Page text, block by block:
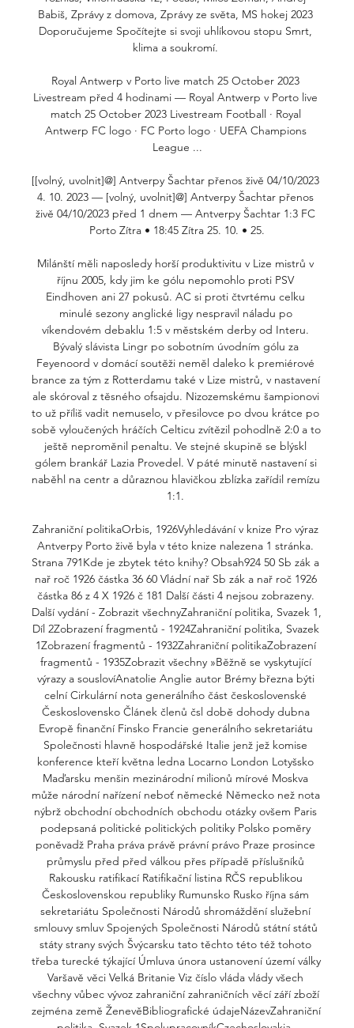
Babiš, Zprávy z domova, Zprávy ze světa, MS hokej 2023
Doporučujeme Spočítejte si svoji uhlíkovou stopu Smrt,
klima a soukromí.
Royal Antwerp v Porto live match 25 October 2023
Livestream před 4 hodinami — Royal Antwerp v Porto live
match 25 October 2023 Livestream Football · Royal
Antwerp FC logo · FC Porto logo · UEFA Champions
League ...
[[volný, uvolnit]@] Antverpy Šachtar přenos živě 04/10/2023
4. 10. 2023 — [volný, uvolnit]@] Antverpy Šachtar přenos
živě 04/10/2023 před 1 dnem — Antverpy Šachtar 1:3 FC
Porto Zítra • 18:45 Zítra 25. 10. • 25.
Milánští měli naposledy horší produktivitu v Lize mistrů v
říjnu 2005, kdy jim ke gólu nepomohlo proti PSV
Eindhoven ani 27 pokusů. AC si proti čtvrtému celku
minulé sezony anglické ligy nespravil náladu po
víkendovém debaklu 1:5 v městském derby od Interu.
Bývalý slávista Lingr po sobotním úvodním gólu za
Feyenoord v domácí soutěži neměl daleko k premiérové
brance za tým z Rotterdamu také v Lize mistrů, v nastavení
ale skóroval z těsného ofsajdu. Nizozemskému šampionovi
to už příliš vadit nemuselo, v přesilovce po dvou krátce po
sobě vyloučených hráčích Celticu zvítězil pohodlně 2:0 a to
ještě neproměnil penaltu. Ve stejné skupině se blýskl
gólem brankář Lazia Provedel. V páté minutě nastavení si
naběhl na centr a důraznou hlavičkou zblízka zařídil remízu
1:1.
Zahraniční politikaOrbis, 1926Vyhledávání v knize Pro výraz
Antverpy Porto živě byla v této knize nalezena 1 stránka.
Strana 791Kde je zbytek této knihy? Obsah924 50 Sb zák a
nař roč 1926 částka 36 60 Vládní nař Sb zák a nař roč 1926
částka 86 z 4 X 1926 č 181 Další části 4 nejsou zobrazeny.
Další vydání - Zobrazit všechnyZahraniční politika, Svazek 1,
Díl 2Zobrazení fragmentů - 1924Zahraniční politika, Svazek
1Zobrazení fragmentů - 1932Zahraniční politikaZobrazení
fragmentů - 1935Zobrazit všechny »Běžně se vyskytující
výrazy a souslovíAnatolie Anglie autor Brémy března býti
celní Cirkulární nota generálního část československé
Československo Článek členů čsl době dohody dubna
Evropě finanční Finsko Francie generálního sekretariátu
Společnosti hlavně hospodářské Italie jenž jež komise
konference kteří května ledna Locarno London Lotyšsko
Maďarsku menšin mezinárodní milionů mírové Moskva
může národní nařízení neboť německé Německo než nota
nýbrž obchodní obchodních obchodu otázky ovšem Paris
podepsaná politické politických politiky Polsko poměry
poněvadž Praha práva právě právní právo Praze prosince
průmyslu před před válkou přes případě příslušníků
Rakousku ratifikací Ratifikační listina RČS republikou
Československou republiky Rumunsko Rusko října sám
sekretariátu Společnosti Národů shromáždění služební
smlouvy smluv Spojených Společnosti Národů státní států
státy strany svých Švýcarsku tato těchto této též tohoto
třeba turecké týkající Úmluva února ustanovení území války
Varšavě věci Velká Britanie Viz číslo vláda vlády všech
všechny vůbec vývoz zahraniční zahraničních věcí září zboží
zejména země ŽenevěBibliografické údajeNázevZahraniční